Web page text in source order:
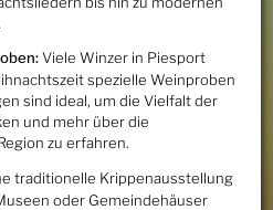
Viele Winzer in Piesport
spezielle Weinproben
sind ideal, um die Vielfalt der
und mehr über die
zu erfahren.
traditionelle Krippenausstellung
oder Gemeindehäuser